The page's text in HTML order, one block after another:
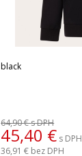
black
64,90 €s DPH
45,40 € s DPH
36,91 € bez DPH